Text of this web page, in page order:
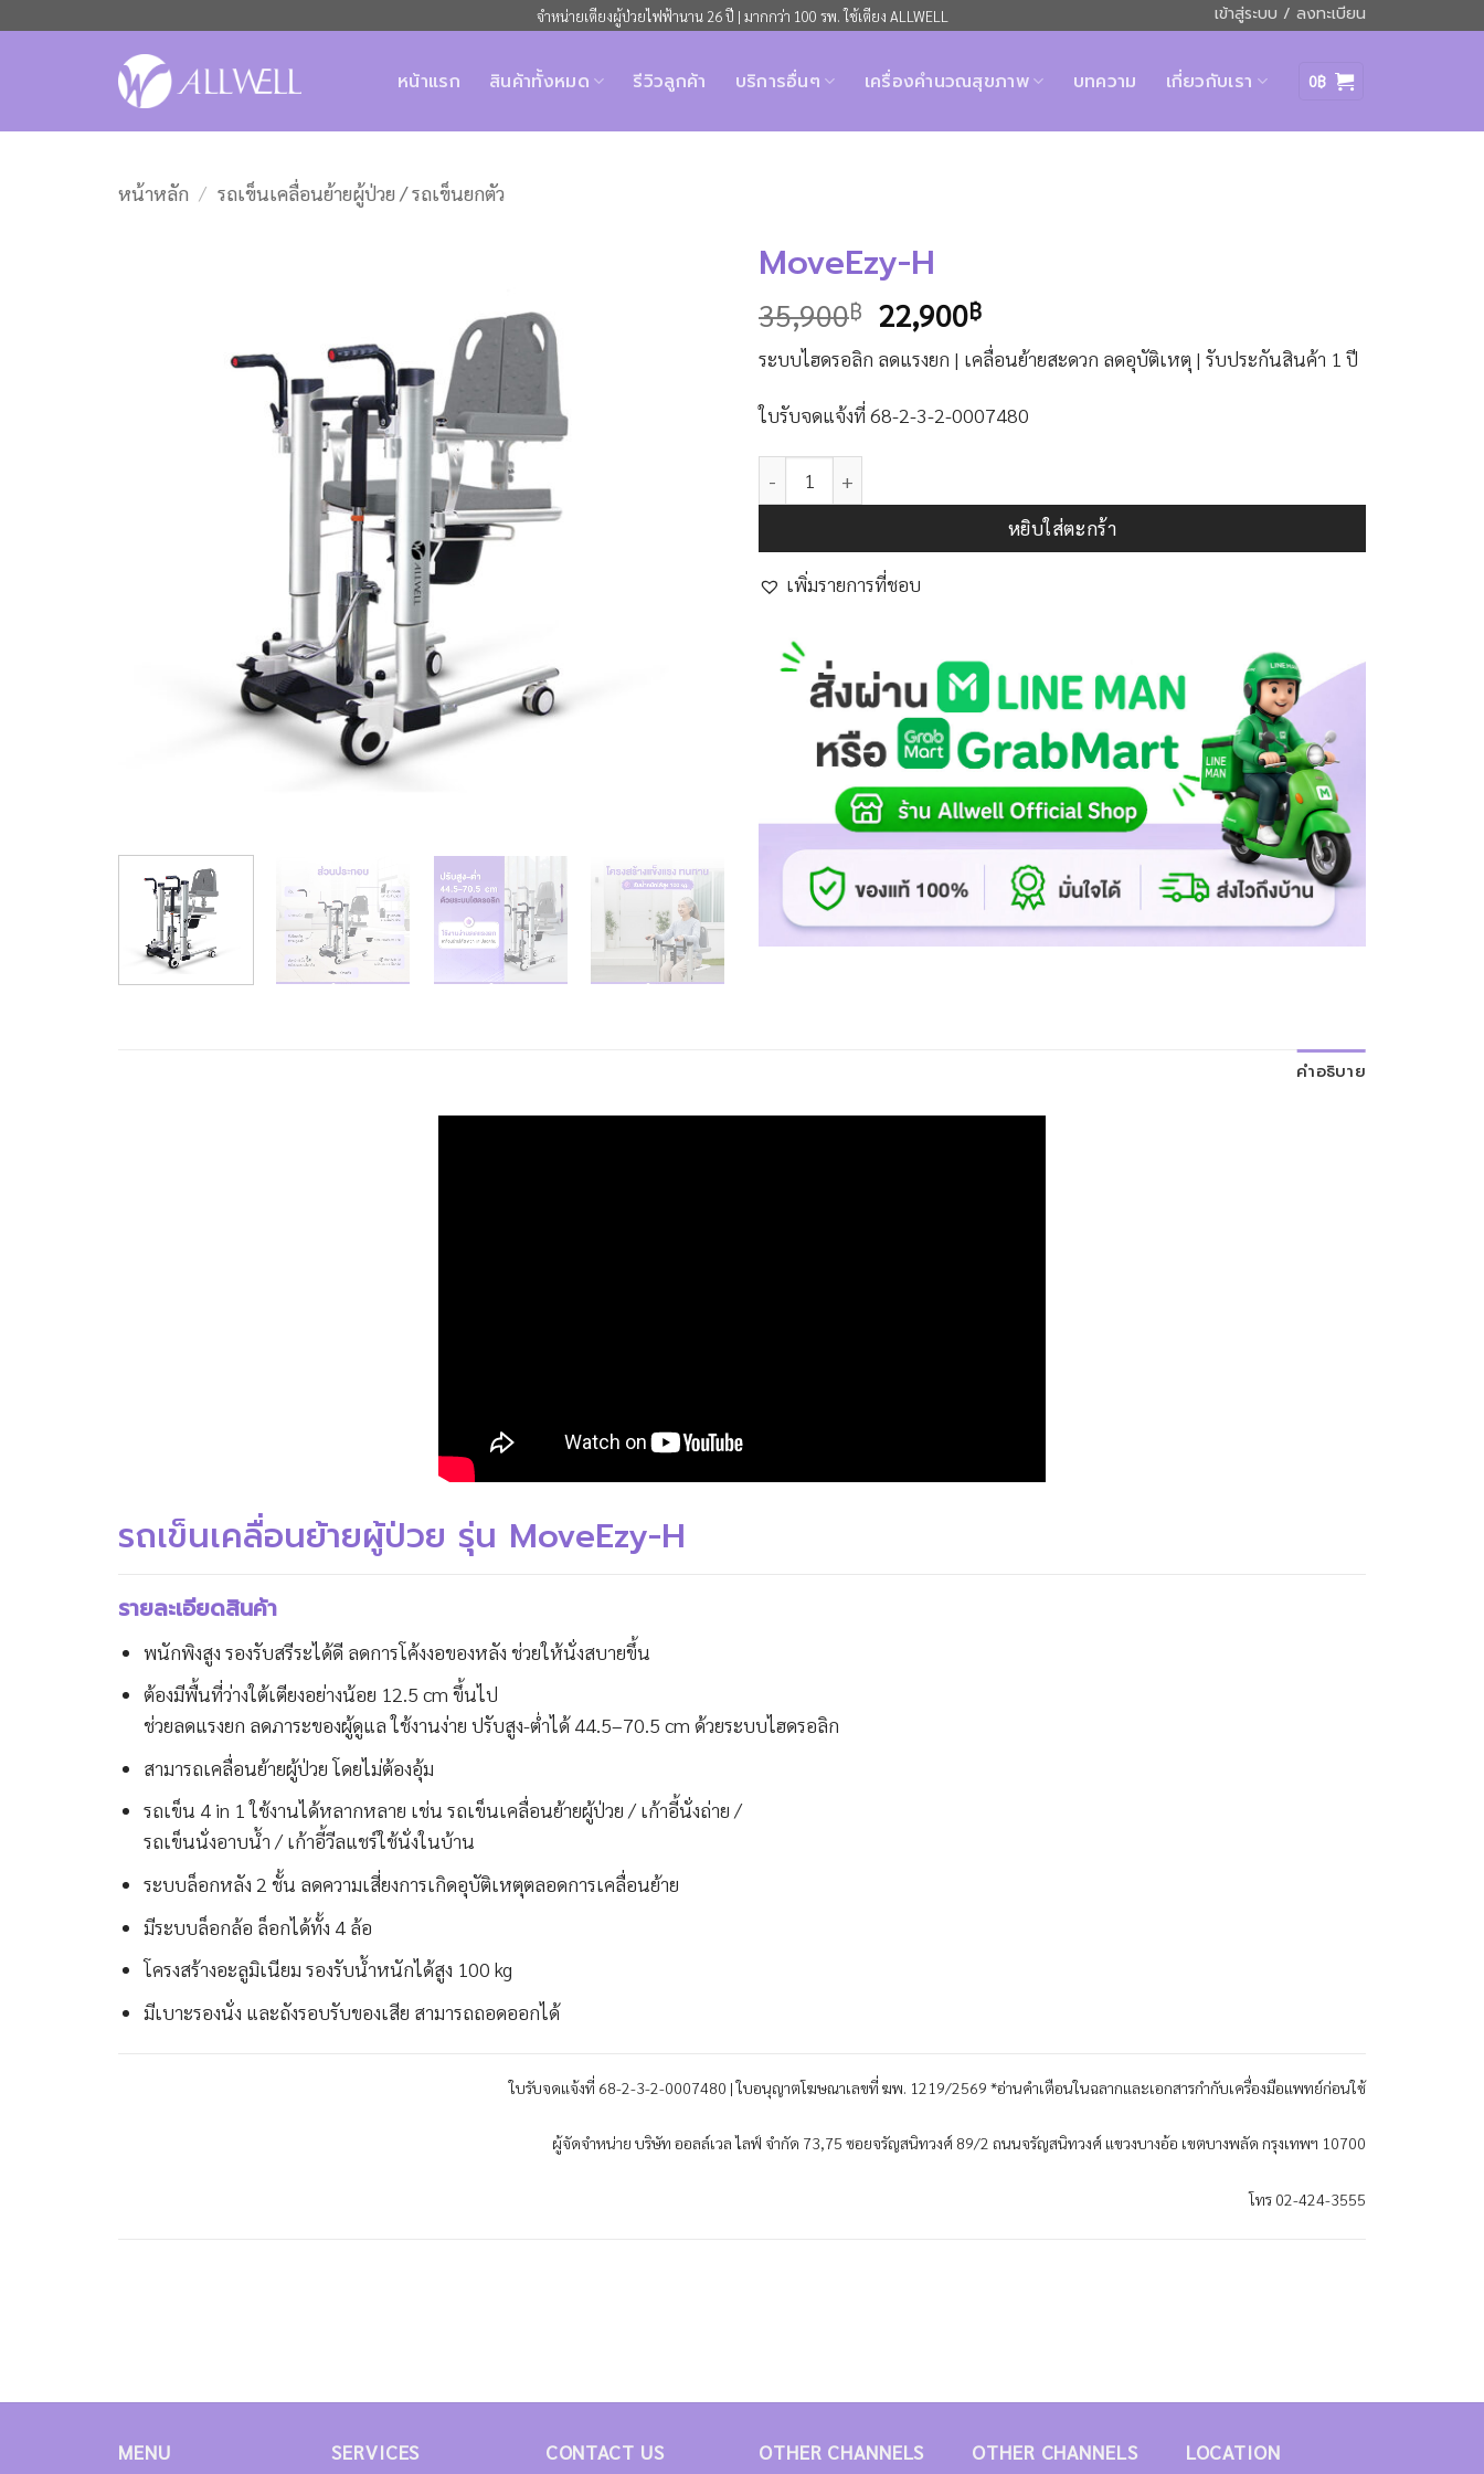
จำหน่ายเตียงผู้ป่วยไฟฟ้านาน 26 ปี | มากกว่า 100 รพ. ใช้เตียง ALLWELL เข้าสู่ระบบ / ลงทะเบียน
หน้าแรก สินค้าทั้งหมด รีวิวลูกค้า บริการอื่นๆ เครื่องคำนวณสุขภาพ บทความ เกี่ยวกับเรา 0฿
หน้าหลัก / รถเข็นเคลื่อนย้ายผู้ป่วย / รถเข็นยกตัว
MoveEzy-H
35,900฿ Original
price
was:
35,900฿.
22,900฿Current
price
is:
22,900฿.
ระบบไฮดรอลิก ลดแรงยก | เคลื่อนย้ายสะดวก ลดอุบัติเหตุ | รับประกันสินค้า 1 ปี
ใบรับจดแจ้งที่ 68-2-3-2-0007480
หยิบใส่ตะกร้า
เพิ่มรายการที่ชอบ
คำอธิบาย
รถเข็นเคลื่อนย้ายผู้ป่วย รุ่น MoveEzy-H
รายละเอียดสินค้า
พนักพิงสูง รองรับสรีระได้ดี ลดการโค้งงอของหลัง ช่วยให้นั่งสบายขึ้น
ต้องมีพื้นที่ว่างใต้เตียงอย่างน้อย 12.5 cm ขึ้นไป
ช่วยลดแรงยก ลดภาระของผู้ดูแล ใช้งานง่าย ปรับสูง-ต่ำได้ 44.5–70.5 cm ด้วยระบบไฮดรอลิก
สามารถเคลื่อนย้ายผู้ป่วย โดยไม่ต้องอุ้ม
รถเข็น 4 in 1 ใช้งานได้หลากหลาย เช่น รถเข็นเคลื่อนย้ายผู้ป่วย / เก้าอี้นั่งถ่าย /
รถเข็นนั่งอาบน้ำ / เก้าอี้วีลแชร์ใช้นั่งในบ้าน
ระบบล็อกหลัง 2 ชั้น ลดความเสี่ยงการเกิดอุบัติเหตุตลอดการเคลื่อนย้าย
มีระบบล็อกล้อ ล็อกได้ทั้ง 4 ล้อ
โครงสร้างอะลูมิเนียม รองรับน้ำหนักได้สูง 100 kg
มีเบาะรองนั่ง และถังรอบรับของเสีย สามารถถอดออกได้
ใบรับจดแจ้งที่ 68-2-3-2-0007480 | ใบอนุญาตโฆษณาเลขที่ ฆพ. 1219/2569 *อ่านคำเตือนในฉลากและเอกสารกำกับเครื่องมือแพทย์ก่อนใช้
ผู้จัดจำหน่าย บริษัท ออลล์เวล ไลฟ์ จำกัด 73,75 ซอยจรัญสนิทวงศ์ 89/2 ถนนจรัญสนิทวงศ์ แขวงบางอ้อ เขตบางพลัด กรุงเทพฯ 10700
โทร 02-424-3555
MENU SERVICES CONTACT US OTHER CHANNELS OTHER CHANNELS LOCATION